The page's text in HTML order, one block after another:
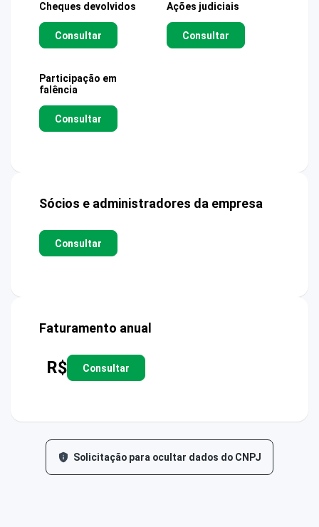
Cheques devolvidos
Consultar
Ações judiciais
Consultar
Participação em
falência
Consultar
Sócios e administradores da empresa
Consultar
Faturamento anual
R$ Consultar
Solicitação para ocultar dados do CNPJ